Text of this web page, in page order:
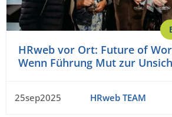
HRweb vor Ort: Future of
Wenn Führung Mut zur
25sep2025 HRweb TEAM